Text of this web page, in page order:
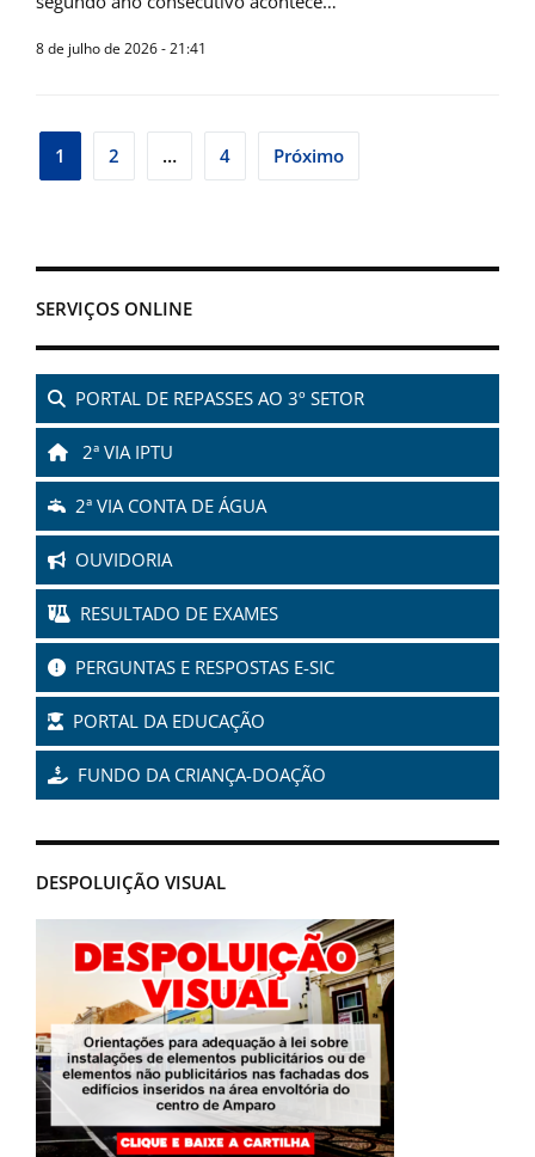
SERVIÇOS ONLINE
PORTAL DE REPASSES AO 3º SETOR
2ª VIA IPTU
2ª VIA CONTA DE ÁGUA
OUVIDORIA
RESULTADO DE EXAMES
PERGUNTAS E RESPOSTAS E-SIC
PORTAL DA EDUCAÇÃO
FUNDO DA CRIANÇA-DOAÇÃO
DESPOLUIÇÃO VISUAL
8 de julho de 2026 - 21:41
Navegação
1 2 … 4 Próximo